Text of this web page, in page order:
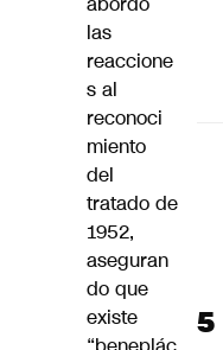
las
reaccione
s al
reconoci
miento
del
tratado de
1952,
aseguran
do que
existe